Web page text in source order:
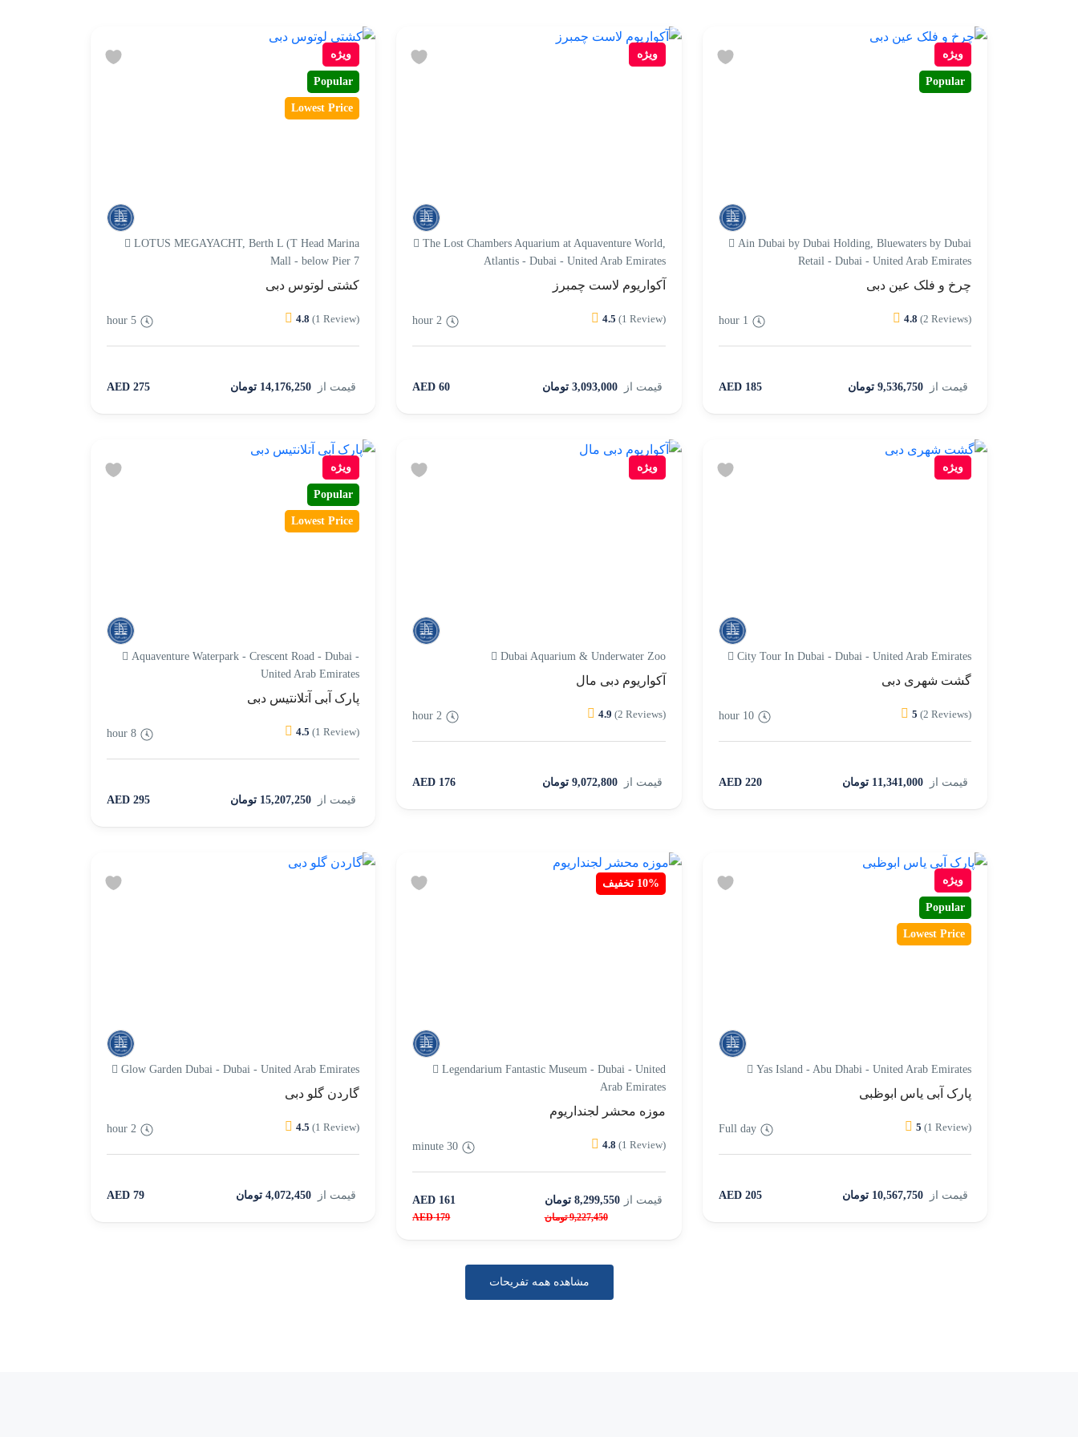
ویژه
Popular
Ain Dubai by Dubai Holding, Bluewaters by Dubai
Retail - Dubai - United Arab Emirates
چرخ و فلک عین دبی
4.8 (2 Reviews)
قیمت از 9,536,750 تومان 185 AED
1 hour
ویژه
The Lost Chambers Aquarium at Aquaventure World,
Atlantis - Dubai - United Arab Emirates
آکواریوم لاست چمبرز
4.5 (1 Review)
قیمت از 3,093,000 تومان 60 AED
2 hour
ویژه
Popular
Lowest Price
LOTUS MEGAYACHT, Berth L (T Head Marina
Mall - below Pier 7
کشتی لوتوس دبی
4.8(1 Review)
قیمت از 14,176,250 تومان 275 AED
5 hour
ویژه
City Tour In Dubai - Dubai - United Arab Emirates
گشت شهری دبی
5 (2 Reviews)
قیمت از 11,341,000 تومان 220 AED
10 hour
ویژه
Dubai Aquarium & Underwater Zoo
آکواریوم دبی مال
4.9 (2 Reviews)
قیمت از 9,072,800 تومان 176 AED
2 hour
ویژه
Popular
Lowest Price
Aquaventure Waterpark - Crescent Road - Dubai -
United Arab Emirates
پارک آبی آتلانتیس دبی
4.5(1 Review)
قیمت از 15,207,250 تومان 295 AED
8 hour
ویژه
Popular
Lowest Price
Yas Island - Abu Dhabi - United Arab Emirates
پارک آبی یاس ابوظبی
5 (1 Review)
قیمت از 10,567,750 تومان 205 AED
Full day
10% تخفیف
Legendarium Fantastic Museum - Dubai - United
Arab Emirates
موزه محشر لجنداریوم
4.8 (1 Review)
9,227,450 تومان 179 AED
قیمت از 8,299,550 تومان 161 AED
30 minute
Glow Garden Dubai - Dubai - United Arab Emirates
گاردن گلو دبی
4.5(1 Review)
قیمت از 4,072,450 تومان 79 AED
2 hour
مشاهده همه تفریحات